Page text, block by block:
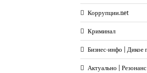
Коррупции.net
Криминал
Бизнес-инфо | Дикое
Актуально | Резонанс